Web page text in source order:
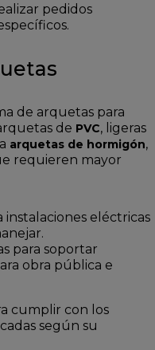
pedidos
de arquetas para
de PVC, ligeras
arquetas de hormigón,
requieren mayor
instalaciones eléctricas
para soportar
obra pública e
cumplir con los
según su